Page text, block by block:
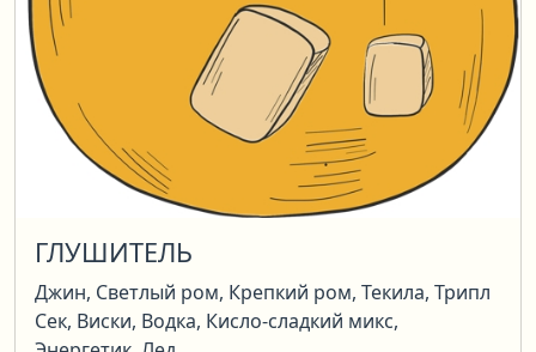
ГЛУШИТЕЛЬ
Джин, Светлый ром, Крепкий ром, Текила, Трипл
Сек, Виски, Водка, Кисло-сладкий микс,